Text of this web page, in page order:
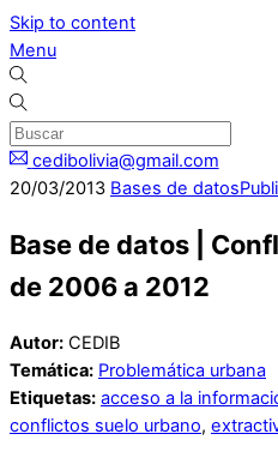
Skip to content
Menu
cedibolivia@gmail.com
20/03/2013 Bases de datos
Base de datos |
de 2006 a 2012
Autor: CEDIB
Temática: Problemática urbana
Etiquetas: acceso a la
conflictos suelo urbano,